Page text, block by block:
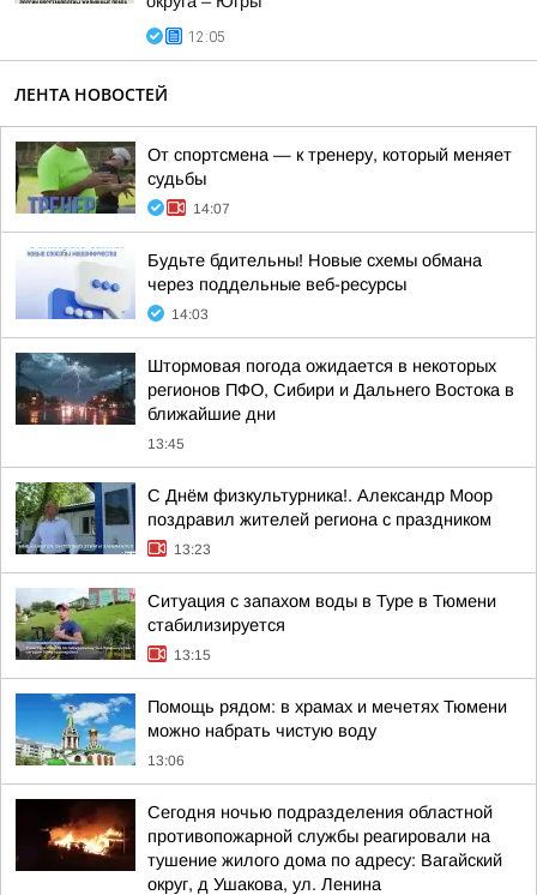
12:05
ЛЕНТА НОВОСТЕЙ
От спортсмена — к тренеру, который меняет
судьбы
14:07
Будьте бдительны! Новые схемы обмана
через поддельные веб-ресурсы
14:03
Штормовая погода ожидается в некоторых
регионов ПФО, Сибири и Дальнего Востока в
ближайшие дни
13:45
С Днём физкультурника!. Александр Моор
поздравил жителей региона с праздником
13:23
Ситуация с запахом воды в Туре в Тюмени
стабилизируется
13:15
Помощь рядом: в храмах и мечетях Тюмени
можно набрать чистую воду
13:06
Сегодня ночью подразделения областной
противопожарной службы реагировали на
тушение жилого дома по адресу: Вагайский
округ, д Ушакова, ул. Ленина